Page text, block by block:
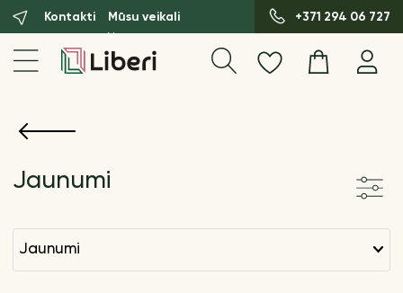
Kontakti Mūsu veikali +371 294 06 727
Jaunumi
jaunumi